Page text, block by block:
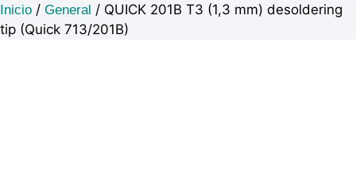
Inicio / General / QUICK 201B T3 (1,3 mm) desoldering
tip (Quick 713/201B)